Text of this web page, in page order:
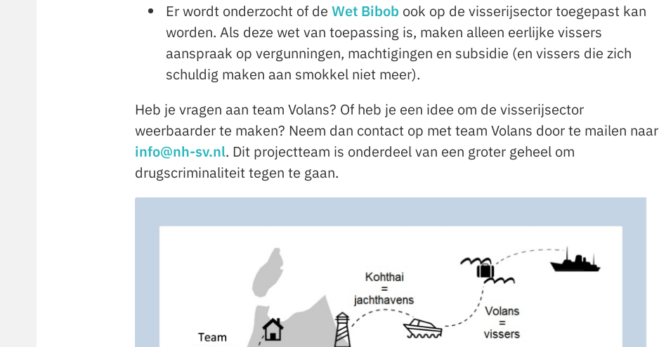
Er wordt onderzocht of de Wet Bibob ook op de visserijsector toegepast kan
worden. Als deze wet van toepassing is, maken alleen eerlijke vissers
aanspraak op vergunningen, machtigingen en subsidie (en vissers die zich
schuldig maken aan smokkel niet meer).
Heb je vragen aan team Volans? Of heb je een idee om de visserijsector
weerbaarder te maken? Neem dan contact op met team Volans door te mailen naar
info@nh-sv.nl. Dit projectteam is onderdeel van een groter geheel om
drugscriminaliteit tegen te gaan.